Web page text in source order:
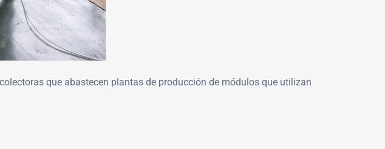
que abastecen plantas de producción de módulos que utilizan